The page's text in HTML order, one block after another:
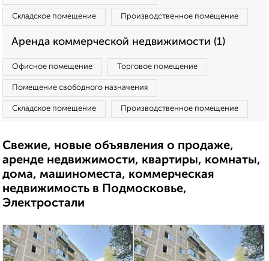
Складское помещение Производственное помещение
Аренда коммерческой недвижимости (1)
Офисное помещение Торговое помещение
Помещение свободного назначения
Складское помещение Производственное помещение
Свежие, новые объявления о продаже,
аренде недвижимости, квартиры, комнаты,
дома, машиноместа, коммерческая
недвижимость в Подмосковье,
Электростали